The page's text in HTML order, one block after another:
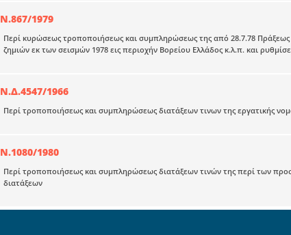
Ν.867/1979
Περί κυρώσεως τροποποιήσεως και συμπληρώσεως της από 28.7.78
ζημιών εκ των σεισμών 1978 εις περιοχήν Βορείου Ελλάδος κ.λ.π. και
Ν.Δ.4547/1966
Περί τροποποιήσεως και συμπληρώσεως διατάξεων τινων της εργατικής
Ν.1080/1980
Περί τροποποιήσεως και συμπληρώσεως διατάξεων τινών της περί των
διατάξεων